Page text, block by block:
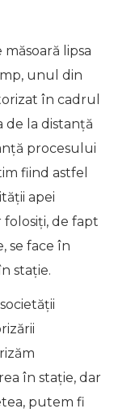
lipsa
unul din
în cadrul
de la distanță
procesului
fiind astfel
apei
folosiți, de fapt
se face în
stație.
în stație, dar
putem fi